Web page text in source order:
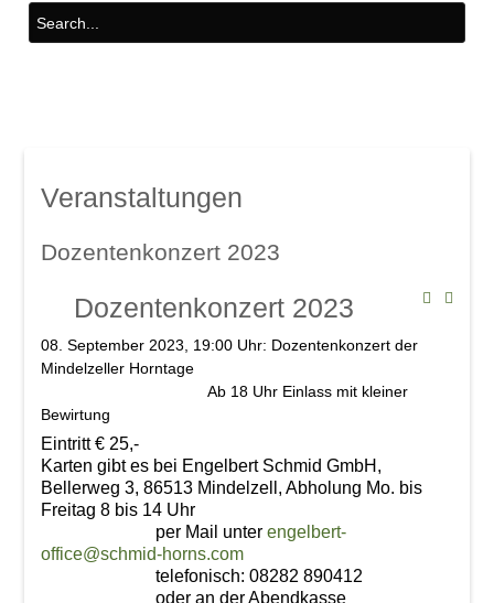
Galerien
Veranstaltungen
Weinschwätzle
Herbstverkostung der DON ÁNGEL
Weine
im Amphitheater
Werkstattkonzert, Mindelzeller Horntage
Heinrich del Core: Jetzt knommts
Veranstaltungen
Dozentenkonzert 2023
Dozentenkonzert 2023
08. September 2023, 19:00 Uhr: Dozentenkonzert der
Mindelzeller Horntage
Ab 18 Uhr Einlass mit kleiner
Bewirtung
Eintritt € 25,-
Karten gibt es bei Engelbert Schmid GmbH,
Bellerweg 3, 86513 Mindelzell, Abholung Mo. bis
Freitag 8 bis 14 Uhr
per Mail unter engelbert-
office@schmid-horns.com
telefonisch: 08282 890412
oder an der Abendkasse